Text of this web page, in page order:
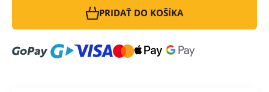
PRIDAŤ DO KOŠÍKA